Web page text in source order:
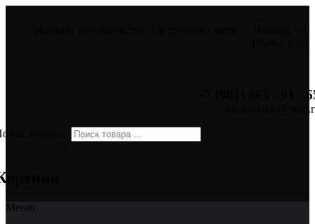
+7 (901) 865 - 91 -
товара ...
Меню